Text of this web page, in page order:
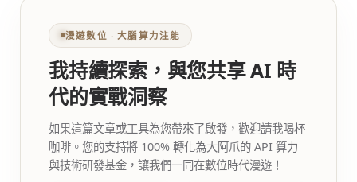
漫遊數位 ‧ 大腦算力注能
我持續探索，與您共享 AI 時
代的實戰洞察
如果這篇文章或工具為您帶來了啟發，歡迎請我喝杯
咖啡。您的支持將 100% 轉化為大阿爪的 API 算力
與技術研發基金，讓我們一同在數位時代漫遊！